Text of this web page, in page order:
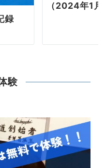
録
（2024年1月
験